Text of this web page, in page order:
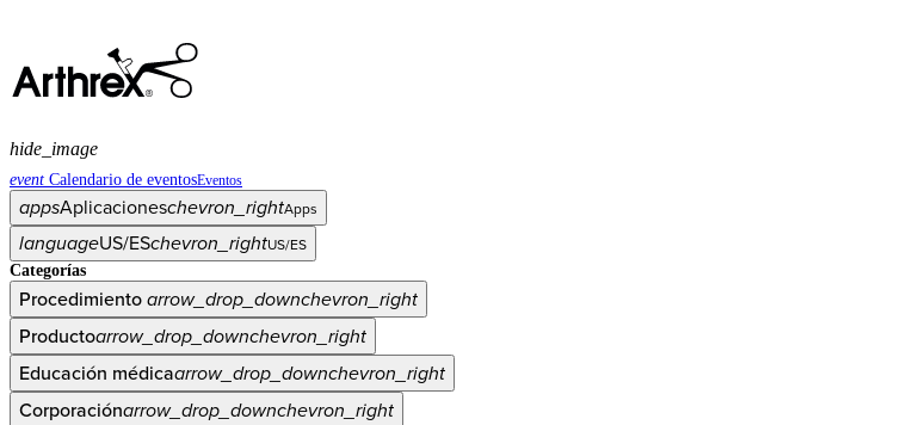
event Calendario de eventosEventos
appsAplicacioneschevron_rightApps
languageUS/ESchevron_rightUS/ES
Categorías
Procedimientoarrow_drop_downchevron_right
Productoarrow_drop_downchevron_right
Educación médicaarrow_drop_downchevron_right
Corporaciónarrow_drop_downchevron_right
hide_image